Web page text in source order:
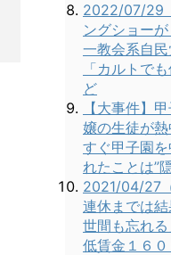
2022/07/29
ングショー
一教会系自民
「カルトで
ど
【大事件】
嬢の生徒が
すぐ甲子園
れたことは”
2021/04/27
連休までは
世間も忘れ
低賃金１６